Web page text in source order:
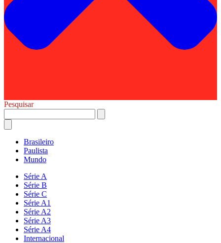
Pesquisar
Brasileiro
Paulista
Mundo
Série A
Série B
Série C
Série A1
Série A2
Série A3
Série A4
Internacional